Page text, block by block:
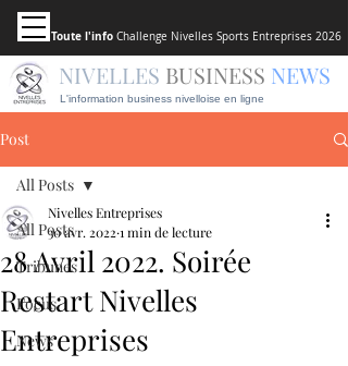
Toute l'info Challenge Nivelles Sports Entreprises 2026
L'information business nivelloise en ligne
NIVELLES BUSINESS NEWS
Post
All Posts
Tribunes
Focus
News
All Posts
28 Avril 2022. Soirée
Restart Nivelles
Entreprises
Nivelles Entreprises
30 avr. 2022 1 min de lecture